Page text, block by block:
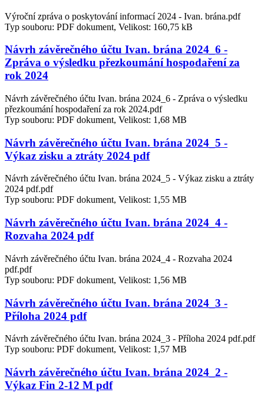
Výroční zpráva o poskytování informací 2024 - Ivan. brána.pdf
Typ souboru: PDF dokument, Velikost: 160,75 kB
Návrh závěrečného účtu Ivan. brána 2024_6 -
Zpráva o výsledku přezkoumání hospodaření za
rok 2024
Návrh závěrečného účtu Ivan. brána 2024_6 - Zpráva o výsledku
přezkoumání hospodaření za rok 2024.pdf
Typ souboru: PDF dokument, Velikost: 1,68 MB
Návrh závěrečného účtu Ivan. brána 2024_5 -
Výkaz zisku a ztráty 2024 pdf
Návrh závěrečného účtu Ivan. brána 2024_5 - Výkaz zisku a ztráty
2024 pdf.pdf
Typ souboru: PDF dokument, Velikost: 1,55 MB
Návrh závěrečného účtu Ivan. brána 2024_4 -
Rozvaha 2024 pdf
Návrh závěrečného účtu Ivan. brána 2024_4 - Rozvaha 2024
pdf.pdf
Typ souboru: PDF dokument, Velikost: 1,56 MB
Návrh závěrečného účtu Ivan. brána 2024_3 -
Příloha 2024 pdf
Návrh závěrečného účtu Ivan. brána 2024_3 - Příloha 2024 pdf.pdf
Typ souboru: PDF dokument, Velikost: 1,57 MB
Návrh závěrečného účtu Ivan. brána 2024_2 -
Výkaz Fin 2-12 M pdf